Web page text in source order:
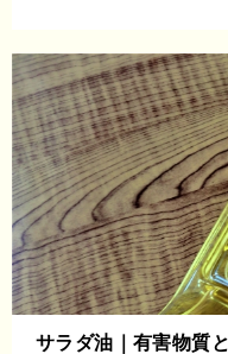
サラダ油｜有害物質